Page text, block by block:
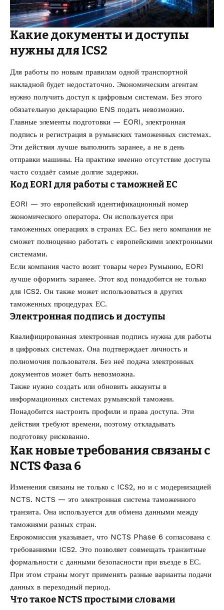
Какие документы и доступы
нужны для ICS2
Для работы по новым правилам одной транспортной
накладной будет недостаточно. Экономическим агентам
нужно получить доступ к цифровым системам. Без этого
обязательную декларацию ENS подать невозможно.
Главные элементы подготовки — EORI, электронная
подпись и регистрация в румынских таможенных системах.
Эти действия лучше выполнить заранее, а не в день
отправки машины. На практике именно отсутствие доступа
часто создаёт самые долгие задержки.
Код EORI для работы с таможней ЕС
EORI — это европейский идентификационный номер
экономического оператора. Он используется при
таможенных операциях в странах ЕС. Без него компания не
сможет полноценно работать с европейскими электронными
системами.
Если компания часто возит товары через Румынию, EORI
лучше оформить заранее. Этот код понадобится не только
для ICS2. Он также может использоваться в других
таможенных процедурах ЕС.
Электронная подпись и доступы
Квалифицированная электронная подпись нужна для работы
в цифровых системах. Она подтверждает личность и
полномочия пользователя. Без неё подача электронных
документов может быть невозможна.
Также нужно создать или обновить аккаунты в
информационных системах румынской таможни.
Понадобится настроить профили и права доступа. Эти
действия требуют времени, поэтому откладывать
подготовку рискованно.
Как новые требования связаны с
NCTS Фаза 6
Изменения связаны не только с ICS2, но и с модернизацией
NCTS. NCTS — это электронная система таможенного
транзита. Она используется для обмена данными между
таможнями разных стран.
Еврокомиссия указывает, что NCTS Phase 6 согласована с
требованиями ICS2. Это позволяет совмещать транзитные
формальности с данными безопасности при въезде в ЕС.
При этом страны могут применять разные варианты подачи
данных в переходный период.
Что такое NCTS простыми словами